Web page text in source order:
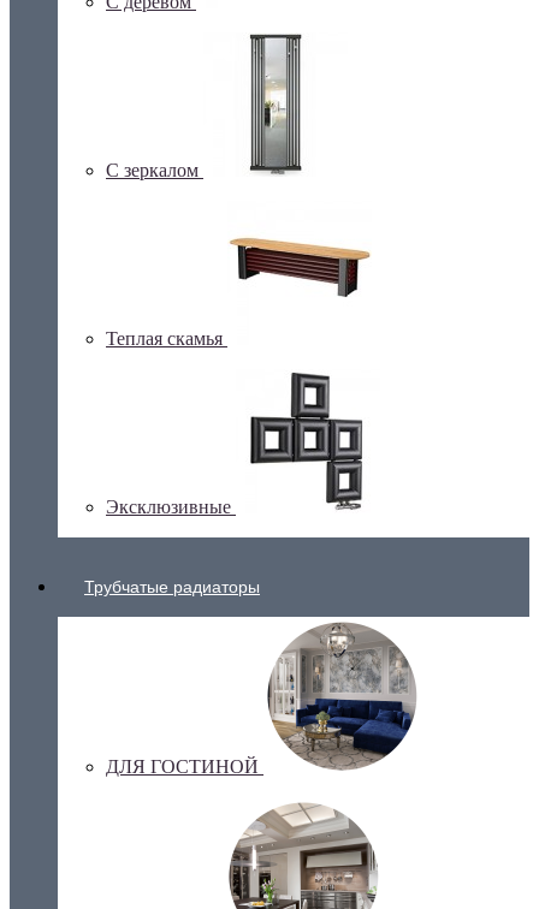
С зеркалом
Теплая скамья
Эксклюзивные
Трубчатые радиаторы
ДЛЯ ГОСТИНОЙ